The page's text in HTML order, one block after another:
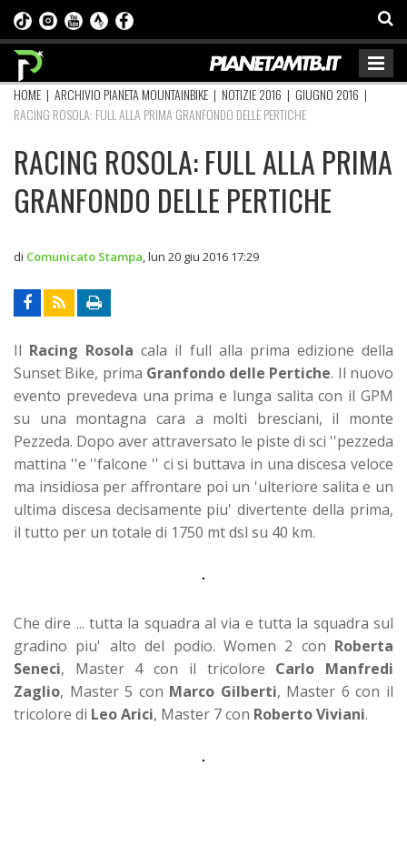
HOME | ARCHIVIO PIANETA MOUNTAINBIKE | NOTIZIE 2016 | GIUGNO 2016 |
RACING ROSOLA: FULL ALLA PRIMA GRANFONDO DELLE PERTICHE
RACING ROSOLA: FULL ALLA PRIMA
GRANFONDO DELLE PERTICHE
di Comunicato Stampa lun 20 giu 2016 17:29
Il Racing Rosola cala il full alla prima edizione della
Sunset Bike, prima Granfondo delle Pertiche. Il nuovo
evento prevedeva una prima e lunga salita con il GPM
su una montagna cara a molti bresciani, il monte
Pezzeda. Dopo aver attraversato le piste di sci ''pezzeda
mattina ''e ''falcone '' ci si buttava in una discesa veloce
ma insidiosa per affrontare poi un 'ulteriore salita e un
ultima discesa decisamente piu' divertente della prima,
il tutto per un totale di 1750 mt dsl su 40 km.
Che dire ... tutta la squadra al via e tutta la squadra sul
gradino piu' alto del podio. Women 2 con Roberta
Seneci, Master 4 con il tricolore Carlo Manfredi
Zaglio, Master 5 con Marco Gilberti, Master 6 con il
tricolore di Leo Arici, Master 7 con Roberto Viviani.